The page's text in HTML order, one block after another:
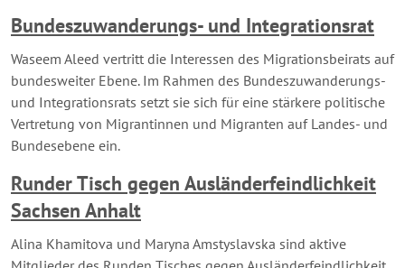
Bundeszuwanderungs- und Integrationsrat
Waseem Aleed vertritt die Interessen des Migrationsbeirats auf
bundesweiter Ebene. Im Rahmen des Bundeszuwanderungs-
und Integrationsrats setzt sie sich für eine stärkere politische
Vertretung von Migrantinnen und Migranten auf Landes- und
Bundesebene ein.
Runder Tisch gegen Ausländerfeindlichkeit
Sachsen Anhalt
Alina Khamitova und Maryna Amstyslavska sind aktive